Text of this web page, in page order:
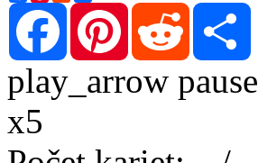
Facebook
Pinterest Reddit
play_arrow pause
x5